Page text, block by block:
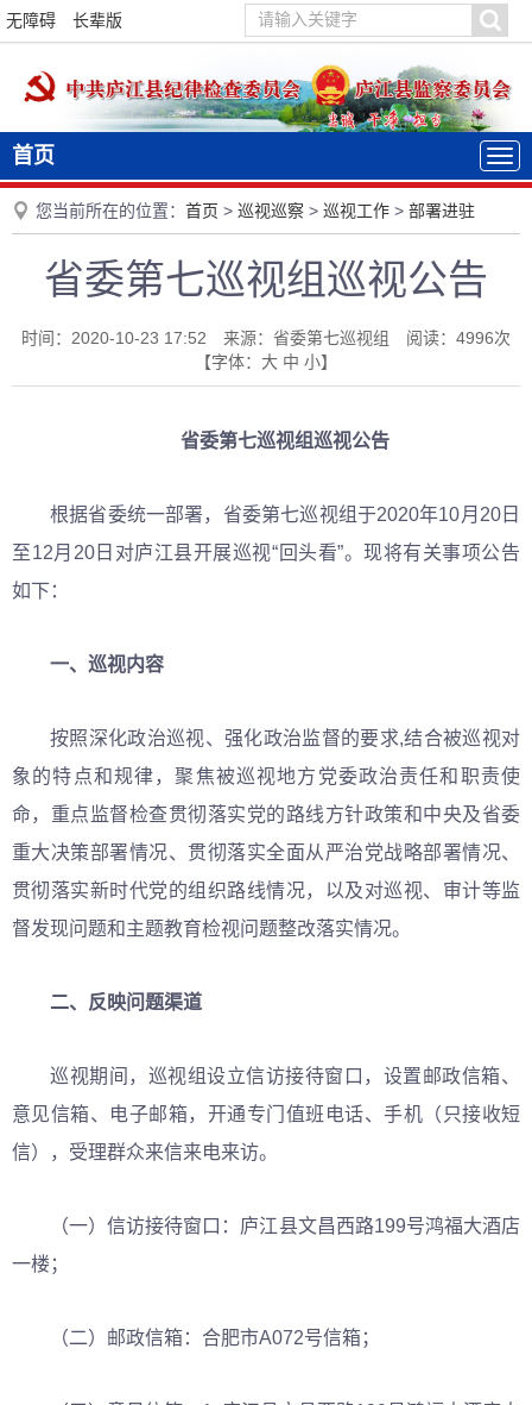
无障碍 长辈版
首页
您当前所在的位置： 首页 > 巡视巡察 > 巡视工作 > 部署进驻
省委第七巡视组巡视公告
时间：2020-10-23 17:52 来源：省委第七巡视组 阅读： 4996次
【字体： 大 中 小】
省委第七巡视组巡视公告
根据省委统一部署，省委第七巡视组于2020年10月20日
至12月20日对庐江县开展巡视“回头看”。现将有关事项公告
如下：
一、巡视内容
按照深化政治巡视、强化政治监督的要求,结合被巡视对
象的特点和规律，聚焦被巡视地方党委政治责任和职责使
命，重点监督检查贯彻落实党的路线方针政策和中央及省委
重大决策部署情况、贯彻落实全面从严治党战略部署情况、
贯彻落实新时代党的组织路线情况，以及对巡视、审计等监
督发现问题和主题教育检视问题整改落实情况。
二、反映问题渠道
巡视期间，巡视组设立信访接待窗口，设置邮政信箱、
意见信箱、电子邮箱，开通专门值班电话、手机（只接收短
信），受理群众来信来电来访。
（一）信访接待窗口：庐江县文昌西路199号鸿福大酒店
一楼；
（二）邮政信箱：合肥市A072号信箱；